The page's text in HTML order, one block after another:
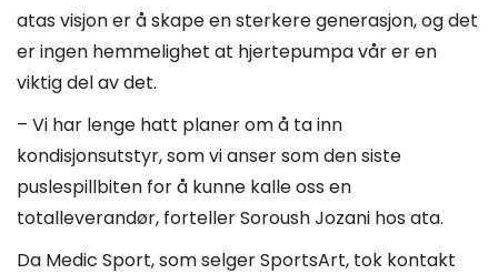
atas visjon er å skape en sterkere generasjon, og det
er ingen hemmelighet at hjertepumpa vår er en
viktig del av det.
– Vi har lenge hatt planer om å ta inn
kondisjonsutstyr, som vi anser som den siste
puslespillbiten for å kunne kalle oss en
totalleverandør, forteller Soroush Jozani hos ata.
Da Medic Sport, som selger SportsArt, tok kontakt